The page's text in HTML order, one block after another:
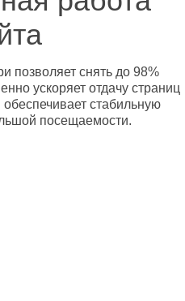
позволяет снять до 98%
ускоряет отдачу страниц
стабильную
посещаемости.